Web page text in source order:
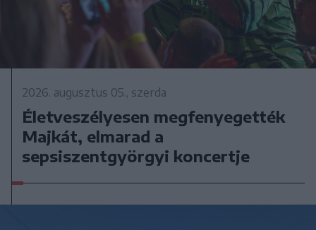
2026. augusztus 05., szerda
Életveszélyesen megfenyegették
Majkát, elmarad a
sepsiszentgyörgyi koncertje